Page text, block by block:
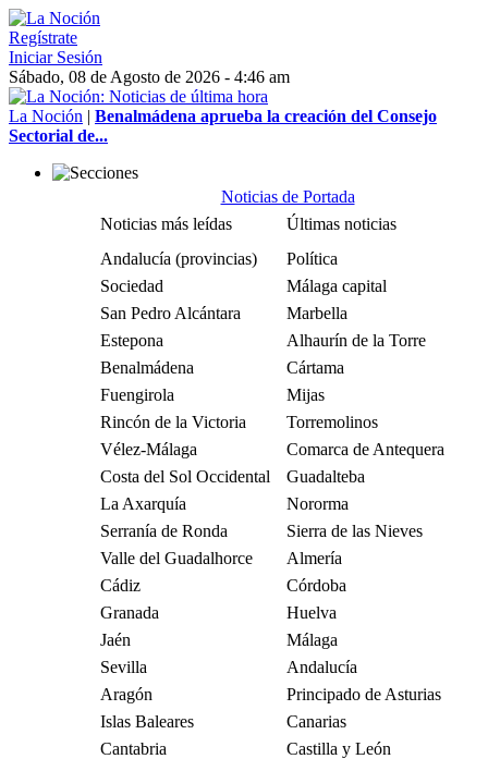
Regístrate
Iniciar Sesión
Sábado, 08 de Agosto de 2026 - 4:46 am
La Noción | Benalmádena aprueba la creación del Consejo
Sectorial de...
Noticias de Portada
Noticias más leídas
Últimas noticias
Andalucía (provincias)
Política
Sociedad
Málaga capital
San Pedro Alcántara
Marbella
Estepona
Alhaurín de la Torre
Benalmádena
Cártama
Fuengirola
Mijas
Rincón de la Victoria
Torremolinos
Vélez-Málaga
Comarca de Antequera
Costa del Sol Occidental
Guadalteba
La Axarquía
Nororma
Serranía de Ronda
Sierra de las Nieves
Valle del Guadalhorce
Almería
Cádiz
Córdoba
Granada
Huelva
Jaén
Málaga
Sevilla
Andalucía
Aragón
Principado de Asturias
Islas Baleares
Canarias
Cantabria
Castilla y León